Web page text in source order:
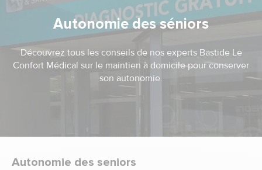
Autonomie des séniors
Découvrez tous les conseils de nos experts Bastide Le
Confort Médical sur le maintien à domicile pour conserver
son autonomie.
Autonomie des seniors